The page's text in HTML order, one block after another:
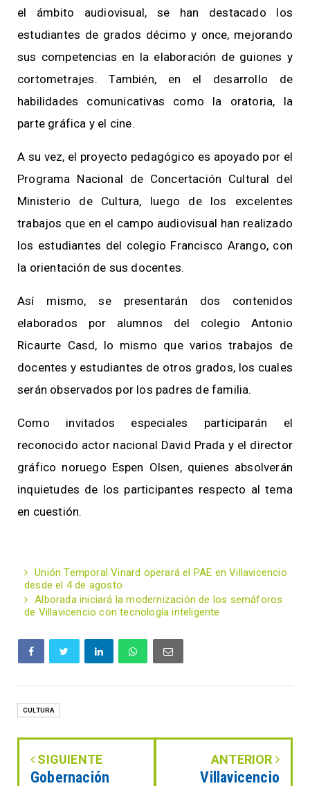
el ámbito audiovisual, se han destacado los
estudiantes de grados décimo y once, mejorando
sus competencias en la elaboración de guiones y
cortometrajes. También, en el desarrollo de
habilidades comunicativas como la oratoria, la
parte gráfica y el cine.
A su vez, el proyecto pedagógico es apoyado por el
Programa Nacional de Concertación Cultural del
Ministerio de Cultura, luego de los excelentes
trabajos que en el campo audiovisual han realizado
los estudiantes del colegio Francisco Arango, con
la orientación de sus docentes.
Así mismo, se presentarán dos contenidos
elaborados por alumnos del colegio Antonio
Ricaurte Casd, lo mismo que varios trabajos de
docentes y estudiantes de otros grados, los cuales
serán observados por los padres de familia.
Como invitados especiales participarán el
reconocido actor nacional David Prada y el director
gráfico noruego Espen Olsen, quienes absolverán
inquietudes de los participantes respecto al tema
en cuestión.
Unión Temporal Vinard operará el PAE en Villavicencio
desde el 4 de agosto
Alborada iniciará la modernización de los semáforos
de Villavicencio con tecnología inteligente
CULTURA
SIGUIENTE
Gobernación
ANTERIOR
Villavicencio